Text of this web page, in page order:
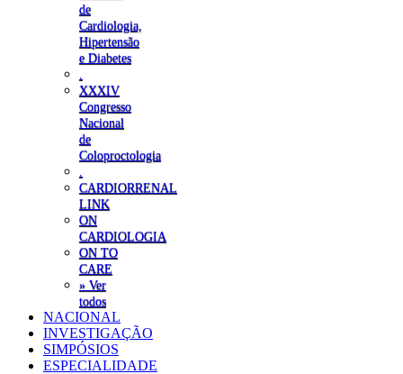
de
Cardiologia,
Hipertensão
e Diabetes
XXXIV
Congresso
Nacional
de
Coloproctologia
CARDIORRENAL
LINK
ON
CARDIOLOGIA
ON TO
CARE
» Ver
todos
NACIONAL
INVESTIGAÇÃO
SIMPÓSIOS
ESPECIALIDADE